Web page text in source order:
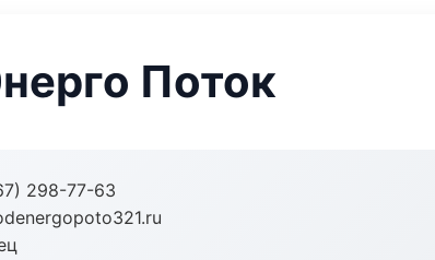
Поток
298-77-63